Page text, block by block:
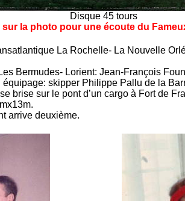
Disque 45 tours
la photo pour une écoute du
La Rochelle- La Nouvelle
Bermudes- Lorient: Jean-François
skipper Philippe Pallu de la
brise sur le pont d’un cargo à Fort de
arrive deuxième.